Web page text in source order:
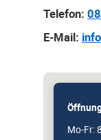
Telefon:
E-Mail:
Mo-Fr: